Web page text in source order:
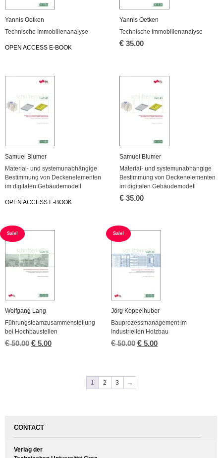
Yannis Oetken
Technische Immobilienanalyse
OPEN ACCESS E-BOOK
Yannis Oetken
Technische Immobilienanalyse
€ 35.00
Samuel Blumer
Material- und systemunabhängige
Bestimmung von Deckenelementen
im digitalen Gebäudemodell
OPEN ACCESS E-BOOK
Samuel Blumer
Material- und systemunabhängige
Bestimmung von Deckenelementen
im digitalen Gebäudemodell
€ 35.00
Sale!
Wolfgang Lang
Führungsteamzusammenstellung
bei Hochbaustellen
€50.00 Original
€ 5.00Current
Sale!
Jörg Koppelhuber
Bauprozessmanagement im
Industriellen Holzbau
€50.00 Original
€ 5.00Current
1 2 3 →
CONTACT
Verlag der